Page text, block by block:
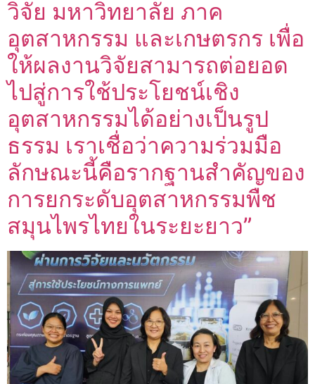
วิจัย มหาวิทยาลัย ภาค
อุตสาหกรรม และเกษตรกร เพื่อ
ให้ผลงานวิจัยสามารถต่อยอด
ไปสู่การใช้ประโยชน์เชิง
อุตสาหกรรมได้อย่างเป็นรูป
ธรรม เราเชื่อว่าความร่วมมือ
ลักษณะนี้คือรากฐานสำคัญของ
การยกระดับอุตสาหกรรมพืช
สมุนไพรไทยในระยะยาว”